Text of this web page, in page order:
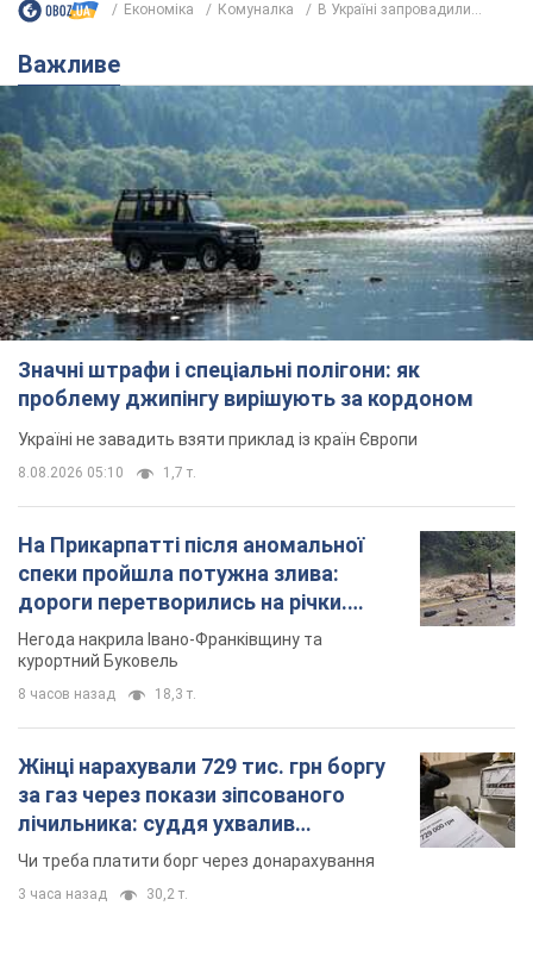
Економіка Комуналка В Україні запровадили...
Важливе
Значні штрафи і спеціальні полігони: як
проблему джипінгу вирішують за кордоном
Україні не завадить взяти приклад із країн Європи
8.08.2026 05:10 1,7 т.
На Прикарпатті після аномальної
спеки пройшла потужна злива:
дороги перетворились на річки.
Відео
Негода накрила Івано-Франківщину та
курортний Буковель
8 часов назад 18,3 т.
Жінці нарахували 729 тис. грн боргу
за газ через покази зіпсованого
лічильника: суддя ухвалив
неочікуване рішення
Чи треба платити борг через донарахування
3 часа назад 30,2 т.